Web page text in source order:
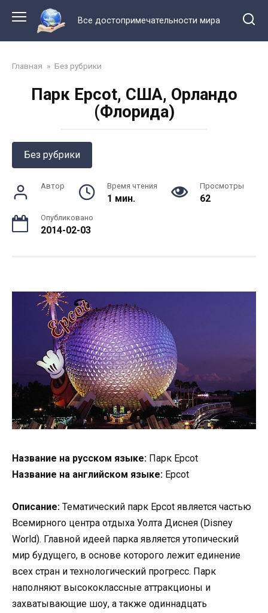
контенту
Все достопримечательности мира
Главная » Без рубрики
Парк Epcot, США, Орландо
(Флорида)
Без рубрики
Автор Время чтения
1 мин.
Просмотры
62
Опубликовано
2014-02-03
Название на русском языке: Парк Epcot
Название на английском языке: Epcot
Описание: Тематический парк Epcot является частью
Всемирного центра отдыха Уолта Диснея (Disney
World). Главной идеей парка является утопический
мир будущего, в основе которого лежит единение
всех стран и технологический прогресс. Парк
наполняют высококлассные аттракционы и
захватывающие шоу, а также одиннадцать